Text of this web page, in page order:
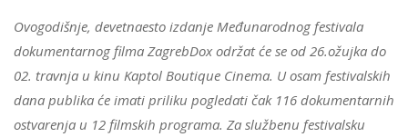
Ovogodišnje, devetnaesto izdanje Međunarodnog festivala
dokumentarnog filma ZagrebDox održat će se od 26.ožujka do
02. travnja u kinu Kaptol Boutique Cinema. U osam festivalskih
dana publika će imati priliku pogledati čak 116 dokumentarnih
ostvarenja u 12 filmskih programa. Za službenu festivalsku